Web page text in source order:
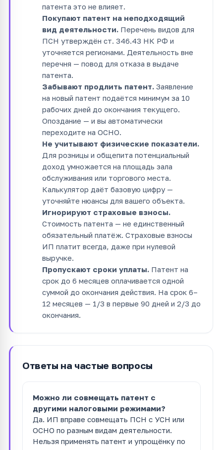
патента это не влияет.
Покупают патент на неподходящий
вид деятельности. Перечень видов для
ПСН утверждён ст. 346.43 НК РФ и
уточняется регионами. Деятельность вне
перечня — повод для отказа в выдаче
патента.
Забывают продлить патент. Заявление
на новый патент подаётся минимум за 10
рабочих дней до окончания текущего.
Опоздание — и вы автоматически
переходите на ОСНО.
Не учитывают физические показатели.
Для розницы и общепита потенциальный
доход умножается на площадь зала
обслуживания или торгового места.
Калькулятор даёт базовую цифру —
уточняйте нюансы для вашего объекта.
Игнорируют страховые взносы.
Стоимость патента — не единственный
обязательный платёж. Страховые взносы
ИП платит всегда, даже при нулевой
выручке.
Пропускают сроки уплаты. Патент на
срок до 6 месяцев оплачивается одной
суммой до окончания действия. На срок 6–
12 месяцев — 1/3 в первые 90 дней и 2/3 до
окончания.
Ответы на частые вопросы
Можно ли совмещать патент с
другими налоговыми режимами?
Да. ИП вправе совмещать ПСН с УСН или
ОСНО по разным видам деятельности.
Нельзя применять патент и упрощёнку по